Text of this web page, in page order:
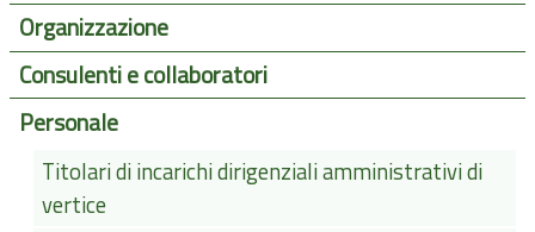
Organizzazione
Consulenti e collaboratori
Personale
Titolari di incarichi dirigenziali amministrativi di
vertice